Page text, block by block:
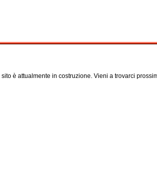
Il sito è attualmente in costruzione. Vieni a trovarci